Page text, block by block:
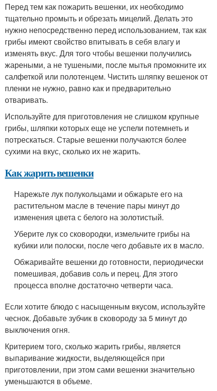
Перед тем как пожарить вешенки, их необходимо
тщательно промыть и обрезать мицелий. Делать это
нужно непосредственно перед использованием, так как
грибы имеют свойство впитывать в себя влагу и
изменять вкус. Для того чтобы вешенки получились
жареными, а не тушеными, после мытья промокните их
салфеткой или полотенцем. Чистить шляпку вешенок от
пленки не нужно, равно как и предварительно
отваривать.
Используйте для приготовления не слишком крупные
грибы, шляпки которых еще не успели потемнеть и
потрескаться. Старые вешенки получаются более
сухими на вкус, сколько их не жарить.
Как жарить вешенки
Нарежьте лук полукольцами и обжарьте его на
растительном масле в течение пары минут до
изменения цвета с белого на золотистый.
Уберите лук со сковородки, измельчите грибы на
кубики или полоски, после чего добавьте их в масло.
Обжаривайте вешенки до готовности, периодически
помешивая, добавив соль и перец. Для этого
процесса вполне достаточно четверти часа.
Если хотите блюдо с насыщенным вкусом, используйте
чеснок. Добавьте зубчик в сковороду за 5 минут до
выключения огня.
Критерием того, сколько жарить грибы, является
выпаривание жидкости, выделяющейся при
приготовлении, при этом сами вешенки значительно
уменьшаются в объеме.